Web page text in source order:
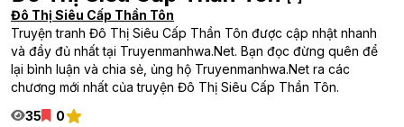
Đô Thị Siêu Cấp Thần Tôn
Truyện tranh Đô Thị Siêu Cấp Thần Tôn được cập nhật nhanh
và đầy đủ nhất tại Truyenmanhwa.Net. Bạn đọc đừng quên để
lại bình luận và chia sẻ, ủng hộ Truyenmanhwa.Net ra các
chương mới nhất của truyện Đô Thị Siêu Cấp Thần Tôn.
35
0